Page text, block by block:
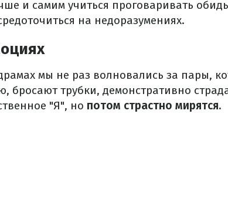
и самим учиться проговаривать
на недоразумениях.
мы не раз волновались за пары,
бросают трубки, демонстративно
"Я", но потом страстно мирятся.